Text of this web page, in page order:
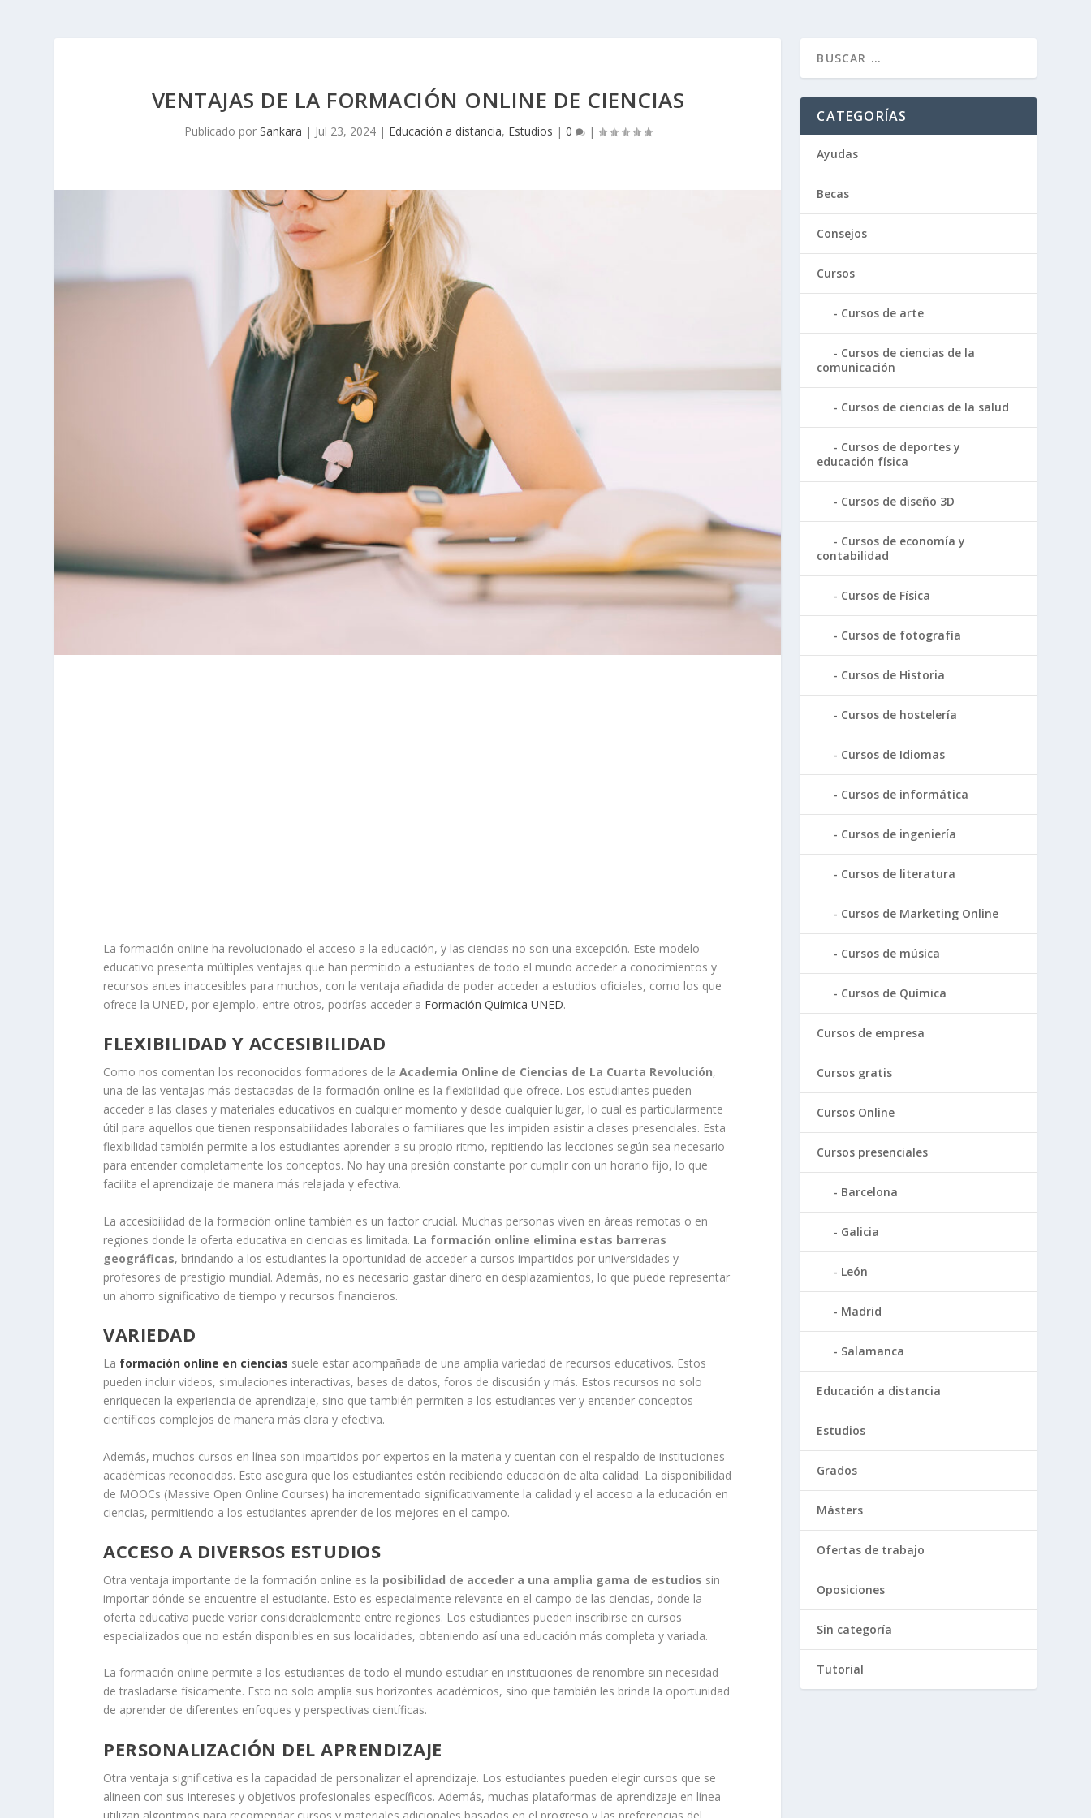
VENTAJAS DE LA FORMACIÓN ONLINE DE CIENCIAS
Publicado por Sankara | Jul 23, 2024| Educación a distancia, Estudios | 0 |
La formación online ha revolucionado el acceso a la educación, y las ciencias no son una excepción. Este modelo
educativo presenta múltiples ventajas que han permitido a estudiantes de todo el mundo acceder a conocimientos y
recursos antes inaccesibles para muchos, con la ventaja añadida de poder acceder a estudios oficiales, como los que
ofrece la UNED, por ejemplo, entre otros, podrías acceder a Formación Química UNED.
FLEXIBILIDAD Y ACCESIBILIDAD
Como nos comentan los reconocidos formadores de laAcademia Online de Ciencias de La Cuarta Revolución,
una de las ventajas más destacadas de la formación online es la flexibilidad que ofrece. Los estudiantes pueden
acceder a las clases y materiales educativos en cualquier momento y desde cualquier lugar, lo cual es particularmente
útil para aquellos que tienen responsabilidades laborales o familiares que les impiden asistir a clases presenciales. Esta
flexibilidad también permite a los estudiantes aprender a su propio ritmo, repitiendo las lecciones según sea necesario
para entender completamente los conceptos. No hay una presión constante por cumplir con un horario fijo, lo que
facilita el aprendizaje de manera más relajada y efectiva.
La accesibilidad de la formación online también es un factor crucial. Muchas personas viven en áreas remotas o en
regiones donde la oferta educativa en ciencias es limitada. La formación online elimina estas barreras
geográficas, brindando a los estudiantes la oportunidad de acceder a cursos impartidos por universidades y
profesores de prestigio mundial. Además, no es necesario gastar dinero en desplazamientos, lo que puede representar
un ahorro significativo de tiempo y recursos financieros.
VARIEDAD
La formación online en ciencias suele estar acompañada de una amplia variedad de recursos educativos. Estos
pueden incluir videos, simulaciones interactivas, bases de datos, foros de discusión y más. Estos recursos no solo
enriquecen la experiencia de aprendizaje, sino que también permiten a los estudiantes ver y entender conceptos
científicos complejos de manera más clara y efectiva.
Además, muchos cursos en línea son impartidos por expertos en la materia y cuentan con el respaldo de instituciones
académicas reconocidas. Esto asegura que los estudiantes estén recibiendo educación de alta calidad. La disponibilidad
de MOOCs (Massive Open Online Courses) ha incrementado significativamente la calidad y el acceso a la educación en
ciencias, permitiendo a los estudiantes aprender de los mejores en el campo.
ACCESO A DIVERSOS ESTUDIOS
Otra ventaja importante de la formación online es la posibilidad de acceder a una amplia gama de estudios sin
importar dónde se encuentre el estudiante. Esto es especialmente relevante en el campo de las ciencias, donde la
oferta educativa puede variar considerablemente entre regiones. Los estudiantes pueden inscribirse en cursos
especializados que no están disponibles en sus localidades, obteniendo así una educación más completa y variada.
La formación online permite a los estudiantes de todo el mundo estudiar en instituciones de renombre sin necesidad
de trasladarse físicamente. Esto no solo amplía sus horizontes académicos, sino que también les brinda la oportunidad
de aprender de diferentes enfoques y perspectivas científicas.
PERSONALIZACIÓN DEL APRENDIZAJE
Otra ventaja significativa es la capacidad de personalizar el aprendizaje. Los estudiantes pueden elegir cursos que se
alineen con sus intereses y objetivos profesionales específicos. Además, muchas plataformas de aprendizaje en línea
CATEGORÍAS
Ayudas
Becas
Consejos
Cursos
Cursos de arte
Cursos de ciencias de la
comunicación
Cursos de ciencias de la salud
Cursos de deportes y
educación física
Cursos de diseño 3D
Cursos de economía y
contabilidad
Cursos de Física
Cursos de fotografía
Cursos de Historia
Cursos de hostelería
Cursos de Idiomas
Cursos de informática
Cursos de ingeniería
Cursos de literatura
Cursos de Marketing Online
Cursos de música
Cursos de Química
Cursos de empresa
Cursos gratis
Cursos Online
Cursos presenciales
Barcelona
Galicia
León
Madrid
Salamanca
Educación a distancia
Estudios
Grados
Másters
Ofertas de trabajo
Oposiciones
Sin categoría
Tutorial